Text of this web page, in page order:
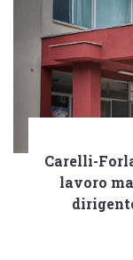
Carelli-
lavoro